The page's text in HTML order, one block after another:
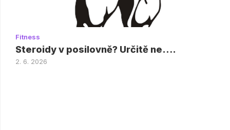
Fitness
Steroidy v posilovně? Určitě ne….
2. 6. 2026